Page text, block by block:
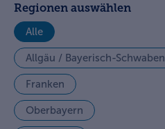
Regionen auswählen
Alle
Allgäu / Bayerisch-Schwaben
Franken
Oberbayern